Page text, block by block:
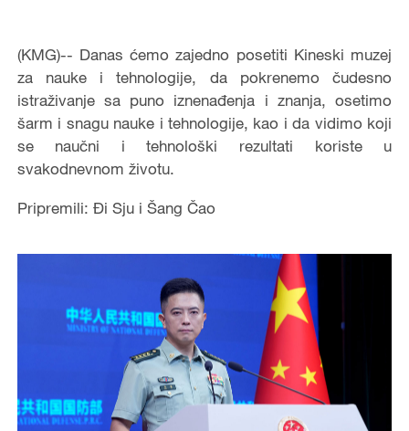
(KMG)-- Danas ćemo zajedno posetiti Kineski muzej
za nauke i tehnologije, da pokrenemo čudesno
istraživanje sa puno iznenađenja i znanja, osetimo
šarm i snagu nauke i tehnologije, kao i da vidimo koji
se naučni i tehnološki rezultati koriste u
svakodnevnom životu.
Pripremili: Đi Sju i Šang Čao